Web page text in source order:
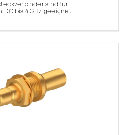
sind für
bis 4 GHz geeignet